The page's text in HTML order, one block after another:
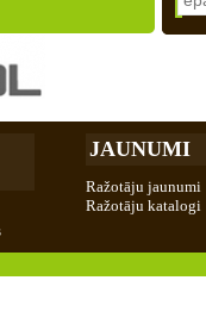
JAUNUMI
Ražotāju jaunumi
Ražotāju katalogi